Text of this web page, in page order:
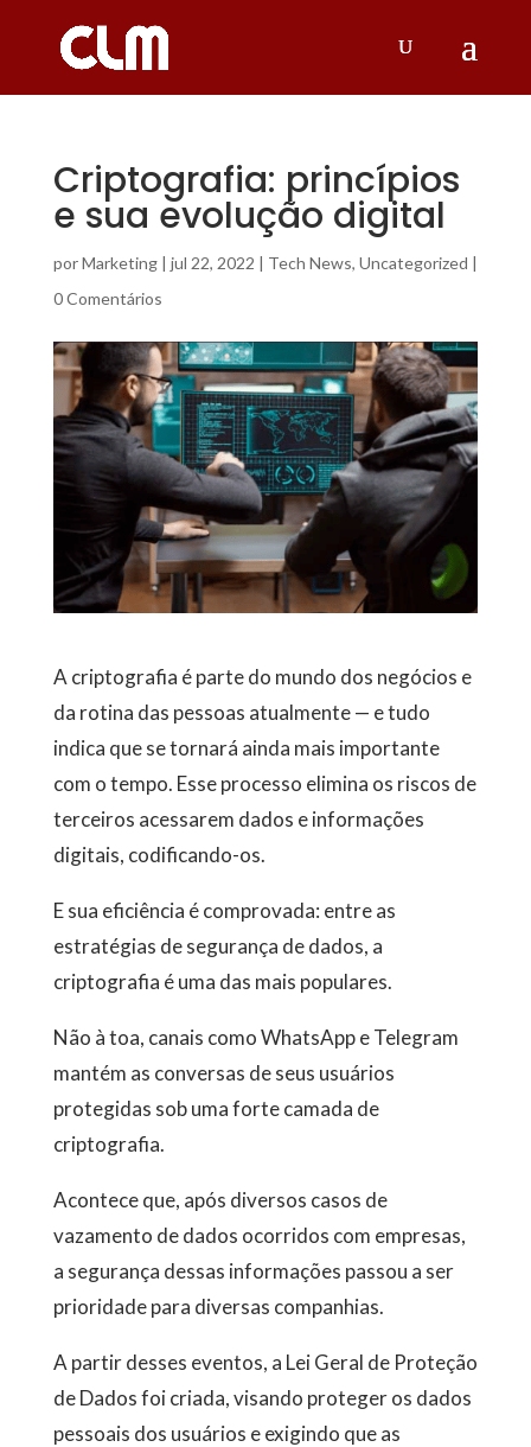
Criptografia: princípios
e sua evolução digital
porMarketing| jul 22, 2022 | Tech News, Uncategorized |
0 Comentários
A criptografia é parte do mundo dos negócios e
da rotina das pessoas atualmente — e tudo
indica que se tornará ainda mais importante
com o tempo. Esse processo elimina os riscos de
terceiros acessarem dados e informações
digitais, codificando-os.
E sua eficiência é comprovada: entre as
estratégias de segurança de dados, a
criptografia é uma das mais populares.
Não à toa, canais como WhatsApp e Telegram
mantém as conversas de seus usuários
protegidas sob uma forte camada de
criptografia.
Acontece que, após diversos casos de
vazamento de dados ocorridos com empresas,
a segurança dessas informações passou a ser
prioridade para diversas companhias.
A partir desses eventos, a Lei Geral de Proteção
de Dados foi criada, visando proteger os dados
pessoais dos usuários e exigindo que as